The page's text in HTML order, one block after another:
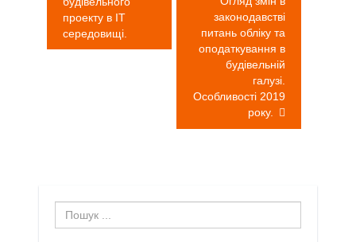
проекту в ІТ
середовищі.
законодавстві
питань обліку та
оподаткування в
будівельній
галузі.
Особливості 2019
року.
Пошук
...